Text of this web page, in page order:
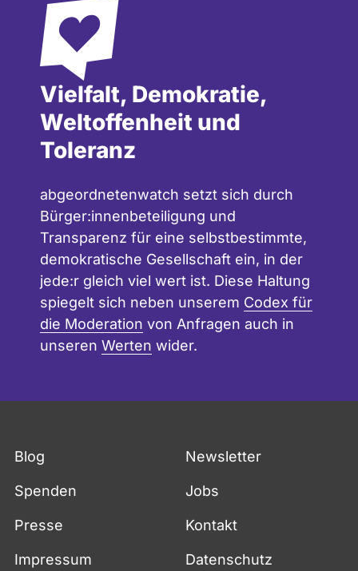
Vielfalt, Demokratie,
Weltoffenheit und
Toleranz
abgeordnetenwatch setzt sich durch
Bürger:innenbeteiligung und
Transparenz für eine selbstbestimmte,
demokratische Gesellschaft ein, in der
jede:r gleich viel wert ist. Diese Haltung
spiegelt sich neben unserem Codex für
die Moderation von Anfragen auch in
unseren Werten wider.
Blog Newsletter
Spenden Jobs
Presse Kontakt
Impressum Datenschutz